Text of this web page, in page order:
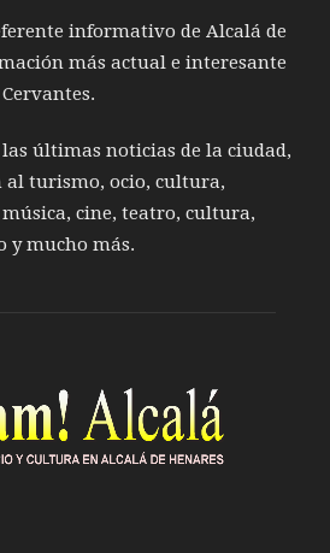
informativo de Alcalá de
más actual e interesante
últimas noticias de la ciudad,
al turismo, ocio, cultura,
cine, teatro, cultura,
y mucho más.